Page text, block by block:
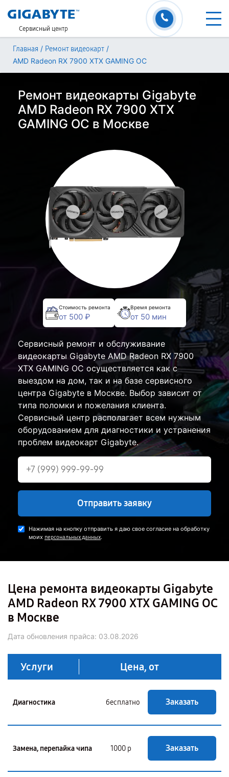
Сервисный центр
Главная / Ремонт видеокарт /
AMD Radeon RX 7900 XTX GAMING OC
Ремонт видеокарты Gigabyte
AMD Radeon RX 7900 XTX
GAMING OC в Москве
Стоимость ремонта
от 500 ₽
Время ремонта
от 50 мин
Сервисный ремонт и обслуживание
видеокарты Gigabyte AMD Radeon RX 7900
XTX GAMING OC осуществляется как с
выездом на дом, так и на базе сервисного
центра Gigabyte в Москве. Выбор зависит от
типа поломки и пожелания клиента.
Сервисный центр располагает всем нужным
оборудованием для диагностики и устранения
проблем видеокарт Gigabyte.
Отправить заявку
Нажимая на кнопку отправить я даю свое согласие на обработку
моих персональных данных.
Цена ремонта видеокарты Gigabyte
AMD Radeon RX 7900 XTX GAMING OC
в Москве
Дата обновления прайса: 03.08.2026
Услуги Цена, от
Диагностика бесплатно Заказать
Замена, перепайка чипа 1000 р Заказать